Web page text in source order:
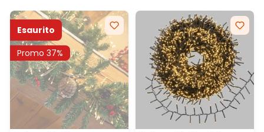
Esaurito
Promo 37%